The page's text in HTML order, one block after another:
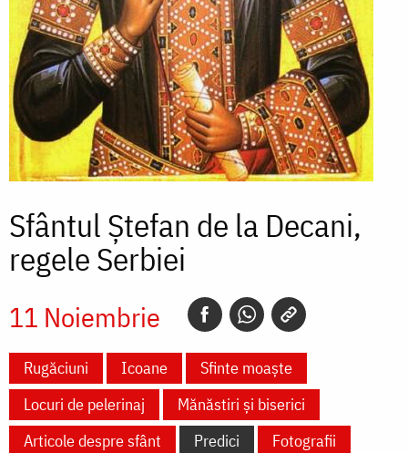
Sfântul Ștefan de la Decani,
regele Serbiei
11 Noiembrie
Rugăciuni Icoane
Sfinte moaște
Locuri de pelerinaj
Mănăstiri și biserici
Articole despre sfânt
Predici
Fotografii